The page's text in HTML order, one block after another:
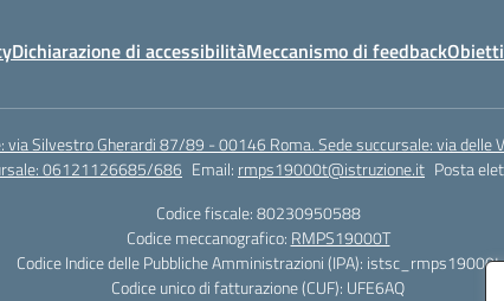
Dichiarazione di accessibilitàMeccanismo di feedback
via Silvestro Gherardi 87/89 - 00146 Roma. Sede succursale: via delle
06121126685/686 Email: rmps19000t@istruzione.it Posta
Codice fiscale: 80230950588
Codice meccanografico: RMPS19000T
Codice Indice delle Pubbliche Amministrazioni (IPA): istsc_rmps19000t
Codice unico di fatturazione (CUF): UFE6AQ